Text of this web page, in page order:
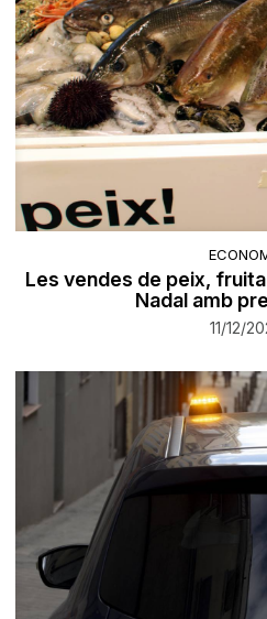
Les vendes de peix,
Nadal amb
11/12/